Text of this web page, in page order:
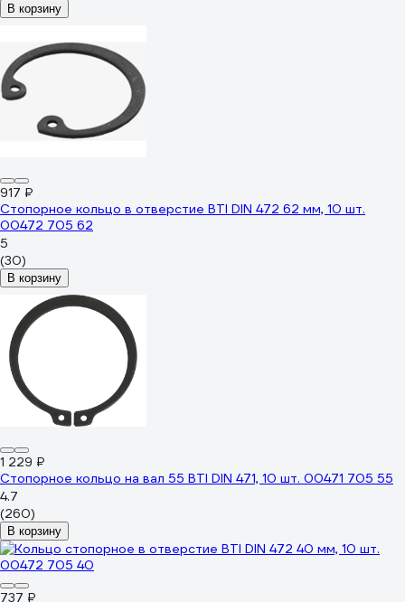
В корзину
917 ₽
Стопорное кольцо в отверстие BTI DIN 472 62 мм, 10 шт.
00472 705 62
5
(30)
В корзину
1 229 ₽
Стопорное кольцо на вал 55 BTI DIN 471, 10 шт. 00471 705 55
4.7
(260)
В корзину
737 ₽